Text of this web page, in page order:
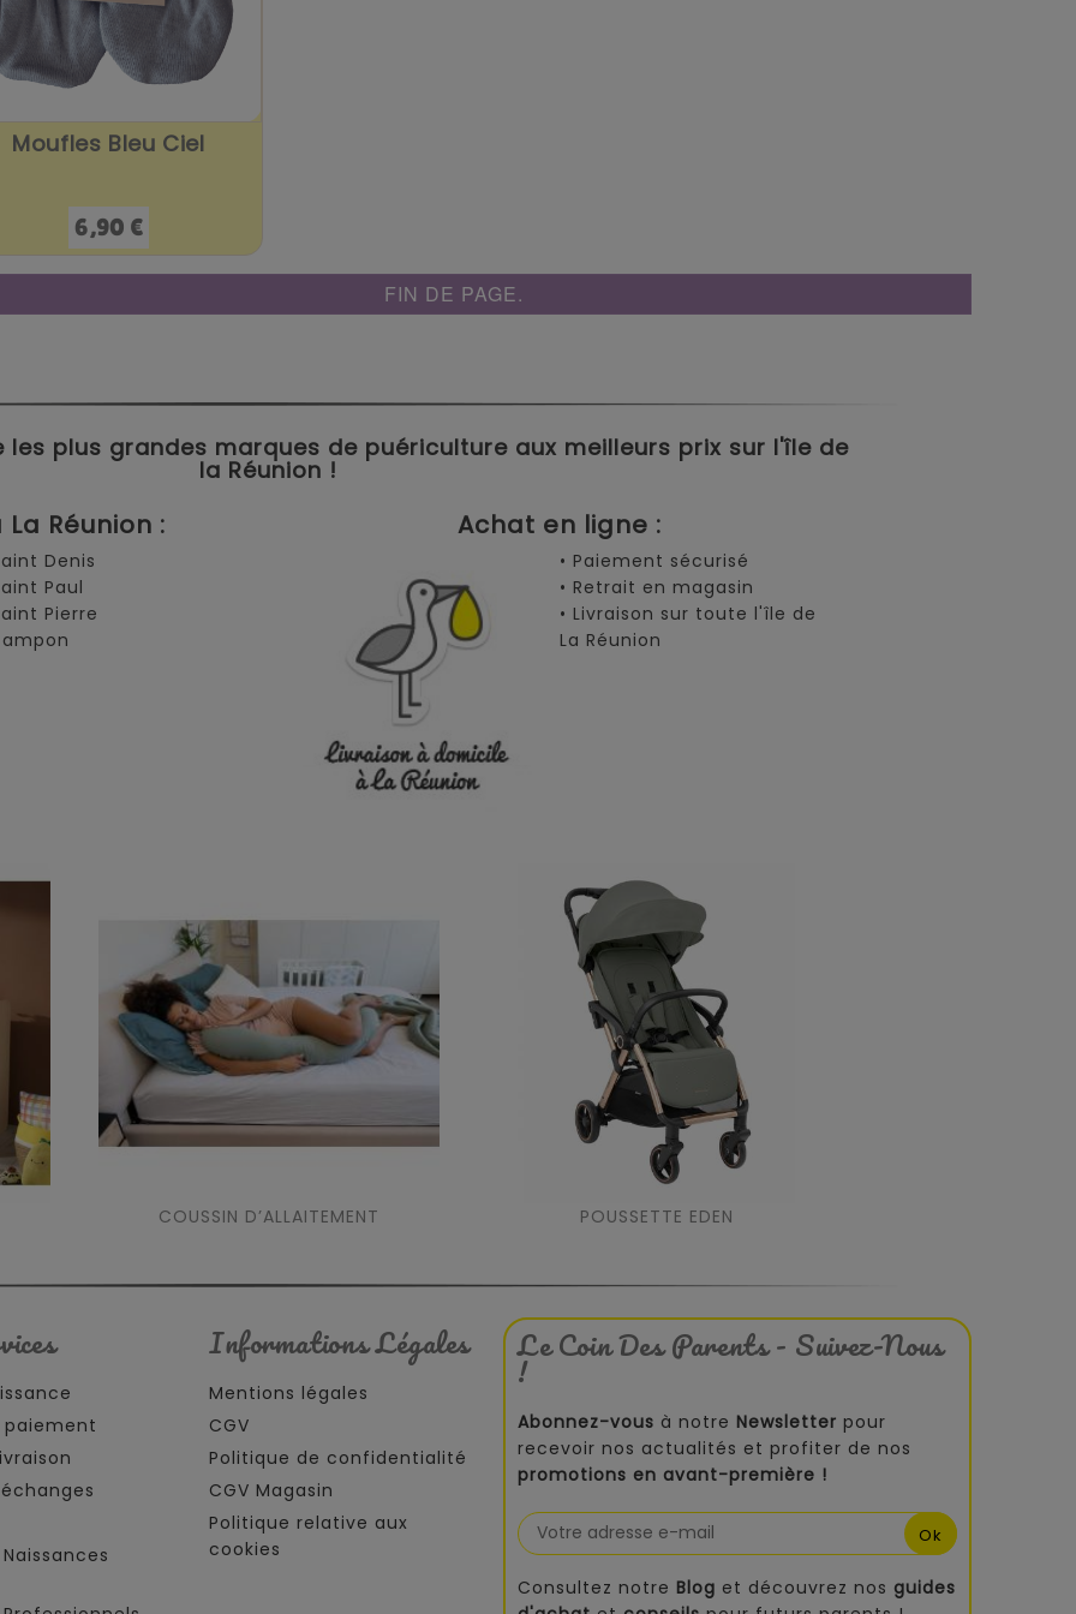
Moufles Bleu Ciel
Prix
6,90 €
FIN DE PAGE.
les plus grandes marques de puériculture aux meilleurs prix sur l'île de
la Réunion !
Réunion : Achat en ligne :
Denis
Paul
Pierre
• Paiement sécurisé
• Retrait en magasin
• Livraison sur toute l'île de
La Réunion
COUSSIN D’ALLAITEMENT POUSSETTE EDEN
paiement
Informations Légales
Mentions légales
CGV
Politique de confidentialité
CGV Magasin
Politique relative aux
cookies
Le Coin Des Parents - Suivez-Nous
!
Abonnez-vous à notre Newsletter pour
recevoir nos actualités et profiter de nos
promotions en avant-première !
Consultez notre Blog et découvrez nos guides